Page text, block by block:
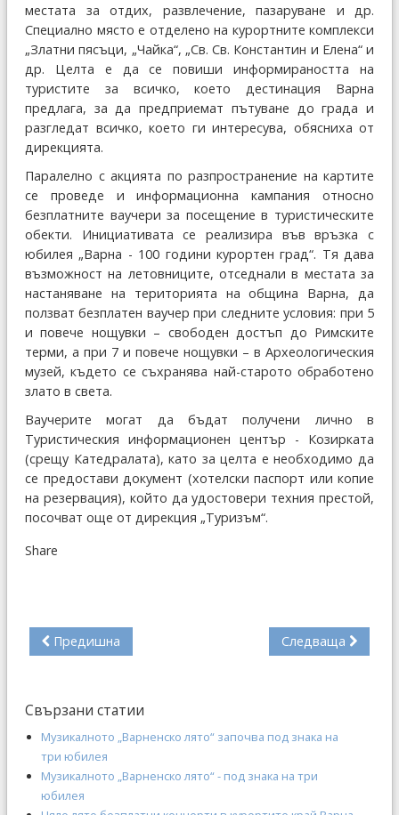
местата за отдих, развлечение, пазаруване и др.
Специално място е отделено на курортните комплекси
„Златни пясъци, „Чайка“, „Св. Св. Константин и Елена“ и
др. Целта е да се повиши информираността на
туристите за всичко, което дестинация Варна
предлага, за да предприемат пътуване до града и
разгледат всичко, което ги интересува, обясниха от
дирекцията.
Паралелно с акцията по разпространение на картите
се проведе и информационна кампания относно
безплатните ваучери за посещение в туристическите
обекти. Инициативата се реализира във връзка с
юбилея „Варна - 100 години курортен град“. Тя дава
възможност на летовниците, отседнали в местата за
настаняване на територията на община Варна, да
ползват безплатен ваучер при следните условия: при 5
и повече нощувки – свободен достъп до Римските
терми, а при 7 и повече нощувки – в Археологическия
музей, където се съхранява най-старото обработено
злато в света.
Ваучерите могат да бъдат получени лично в
Туристическия информационен център - Козирката
(срещу Катедралата), като за целта е необходимо да
се предостави документ (хотелски паспорт или копие
на резервация), който да удостовери техния престой,
посочват още от дирекция „Туризъм“.
Share
Предишна Следваща
Свързани статии
Музикалното „Варненско лято“ започва под знака на
три юбилея
Музикалното „Варненско лято“ - под знака на три
юбилея